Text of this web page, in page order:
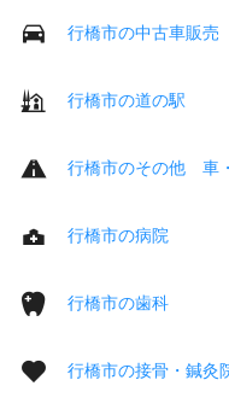
行橋市の中古車販売
行橋市の道の駅
行橋市のその他 車
行橋市の病院
行橋市の歯科
行橋市の接骨・鍼灸